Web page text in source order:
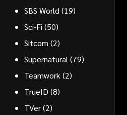
SBS World (19)
Sci-Fi (50)
Sitcom (2)
Supernatural (79)
Teamwork (2)
TrueID (8)
TVer(2)